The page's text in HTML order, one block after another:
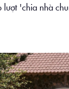
'chia nhà